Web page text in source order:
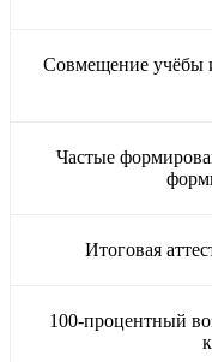
Совмещение учёбы
Частые
Итоговая
100-процентный